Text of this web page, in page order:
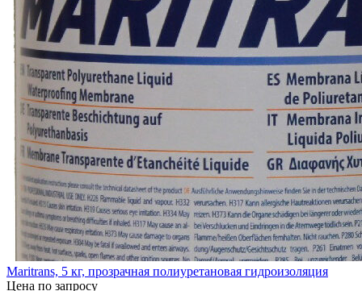
Maritrans, 5 кг, прозрачная полиуретановая гидроизоляция
Цена по запросу